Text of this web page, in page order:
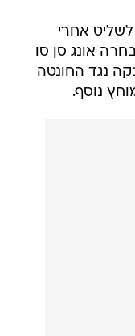
לשליט אחרי
אונג סן סו
נגד החונטה
נוסף.